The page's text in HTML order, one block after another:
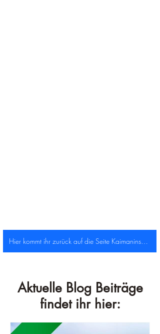
Hier kommt ihr zurück auf die Seite Kaimaninseln!
Aktuelle Blog Beiträge
findet ihr hier: